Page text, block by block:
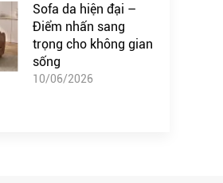
Sofa da hiện đại –
Điểm nhấn sang
trọng cho không gian
sống
10/06/2026